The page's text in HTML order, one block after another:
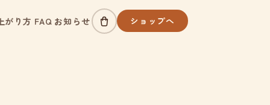
がり方 FAQ お知らせ ショップへ